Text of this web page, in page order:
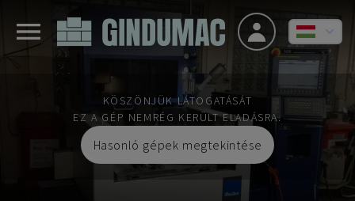
KÖSZÖNJÜK LÁTOGATÁSÁT
EZ A GÉP NEMRÉG KERÜLT ELADÁSRA.
Hasonló gépek megtekintése